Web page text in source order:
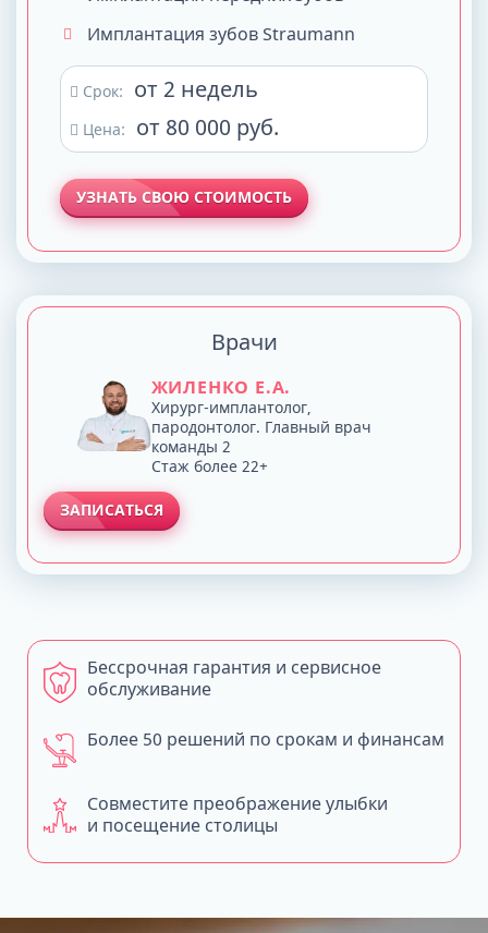
Имплантация зубов Straumann
Срок: от 2 недель
Цена: от 80 000 руб.
УЗНАТЬ СВОЮ СТОИМОСТЬ
Врачи
ЖИЛЕНКО Е.А.
Хирург-имплантолог,
пародонтолог. Главный врач
команды 2
Стаж более 22+
ЗАПИСАТЬСЯ
Совместите преображение улыбки
и посещение столицы
Бессрочная гарантия и сервисное
обслуживание
Более 50 решений по срокам и финансам